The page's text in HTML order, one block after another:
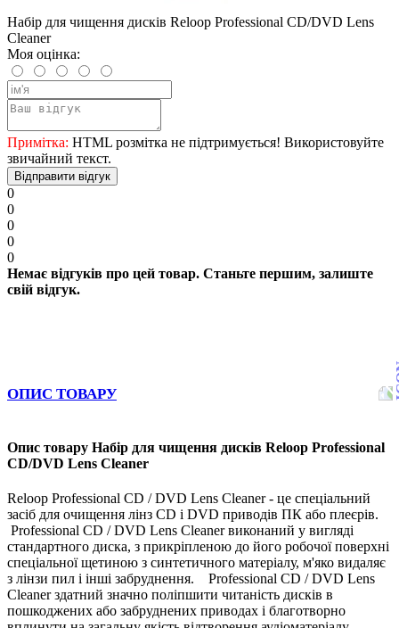
Набір для чищення дисків Reloop Professional CD/DVD Lens
Cleaner
Моя оцінка:
Примітка: HTML розмітка не підтримується! Використовуйте
звичайний текст.
Відправити відгук
0
0
0
0
0
Немає відгуків про цей товар. Станьте першим, залиште
свій відгук.
ОПИС ТОВАРУ
Опис товару Набір для чищення дисків Reloop Professional
CD/DVD Lens Cleaner
Reloop Professional CD / DVD Lens Cleaner - це спеціальний
засіб для очищення лінз CD і DVD приводів ПК або плеєрів.
Professional CD / DVD Lens Cleaner виконаний у вигляді
стандартного диска, з прикріпленою до його робочої поверхні
спеціальної щетиною з синтетичного матеріалу, м'яко видаляє
з лінзи пил і інші забруднення. Professional CD / DVD Lens
Cleaner здатний значно поліпшити читаність дисків в
пошкоджених або забруднених приводах і благотворно